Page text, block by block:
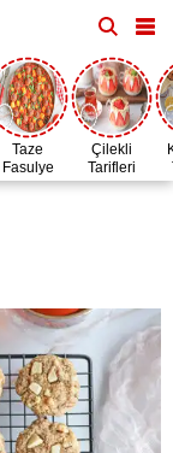
Taze
Fasulye
Zamanı
Çilekli
Tarifleri